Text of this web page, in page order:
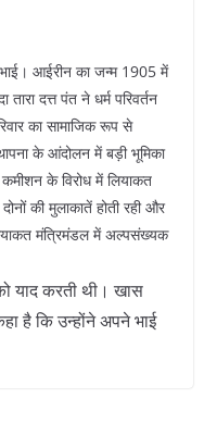
आईरीन का जन्म 1905 में
दत्त पंत ने धर्म परिवर्तन
का सामाजिक रूप से
के आंदोलन में बड़ी भूमिका
के विरोध में लियाकत
की मुलाकातें होती रही और
मंत्रिमंडल में अल्पसंख्यक
याद करती थी। खास
है कि उन्होंने अपने भाई